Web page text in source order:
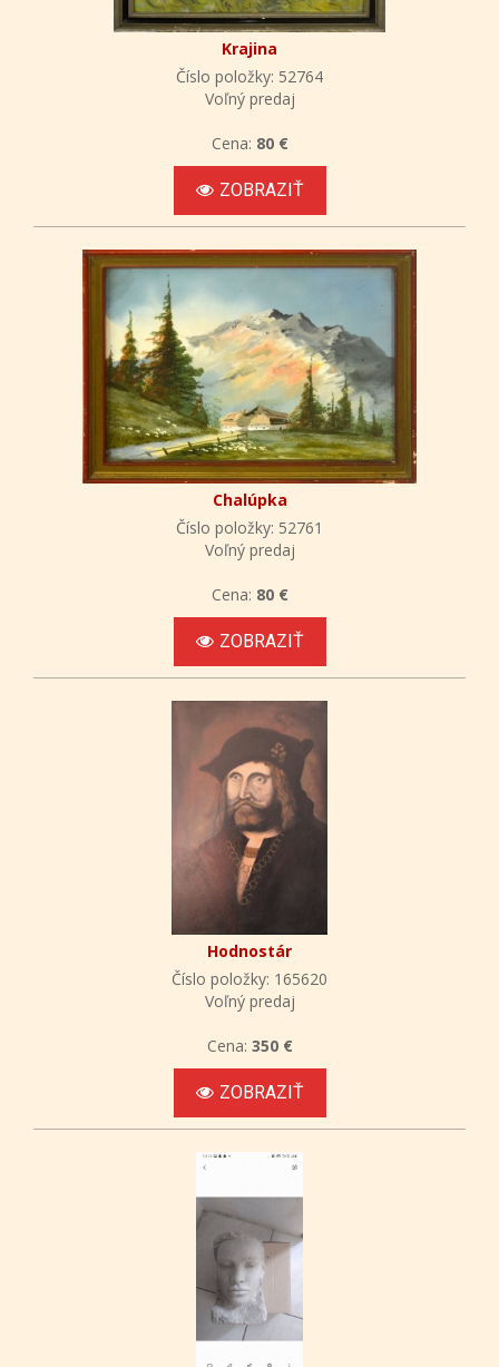
Krajina
Číslo položky: 52764
Voľný predaj
Cena: 80 €
ZOBRAZIŤ
Chalúpka
Číslo položky: 52761
Voľný predaj
Cena: 80 €
ZOBRAZIŤ
Hodnostár
Číslo položky: 165620
Voľný predaj
Cena: 350 €
ZOBRAZIŤ